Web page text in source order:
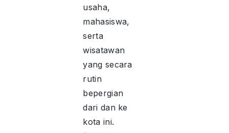
usaha,
mahasiswa,
serta
wisatawan
yang secara
rutin
bepergian
dari dan ke
kota ini.